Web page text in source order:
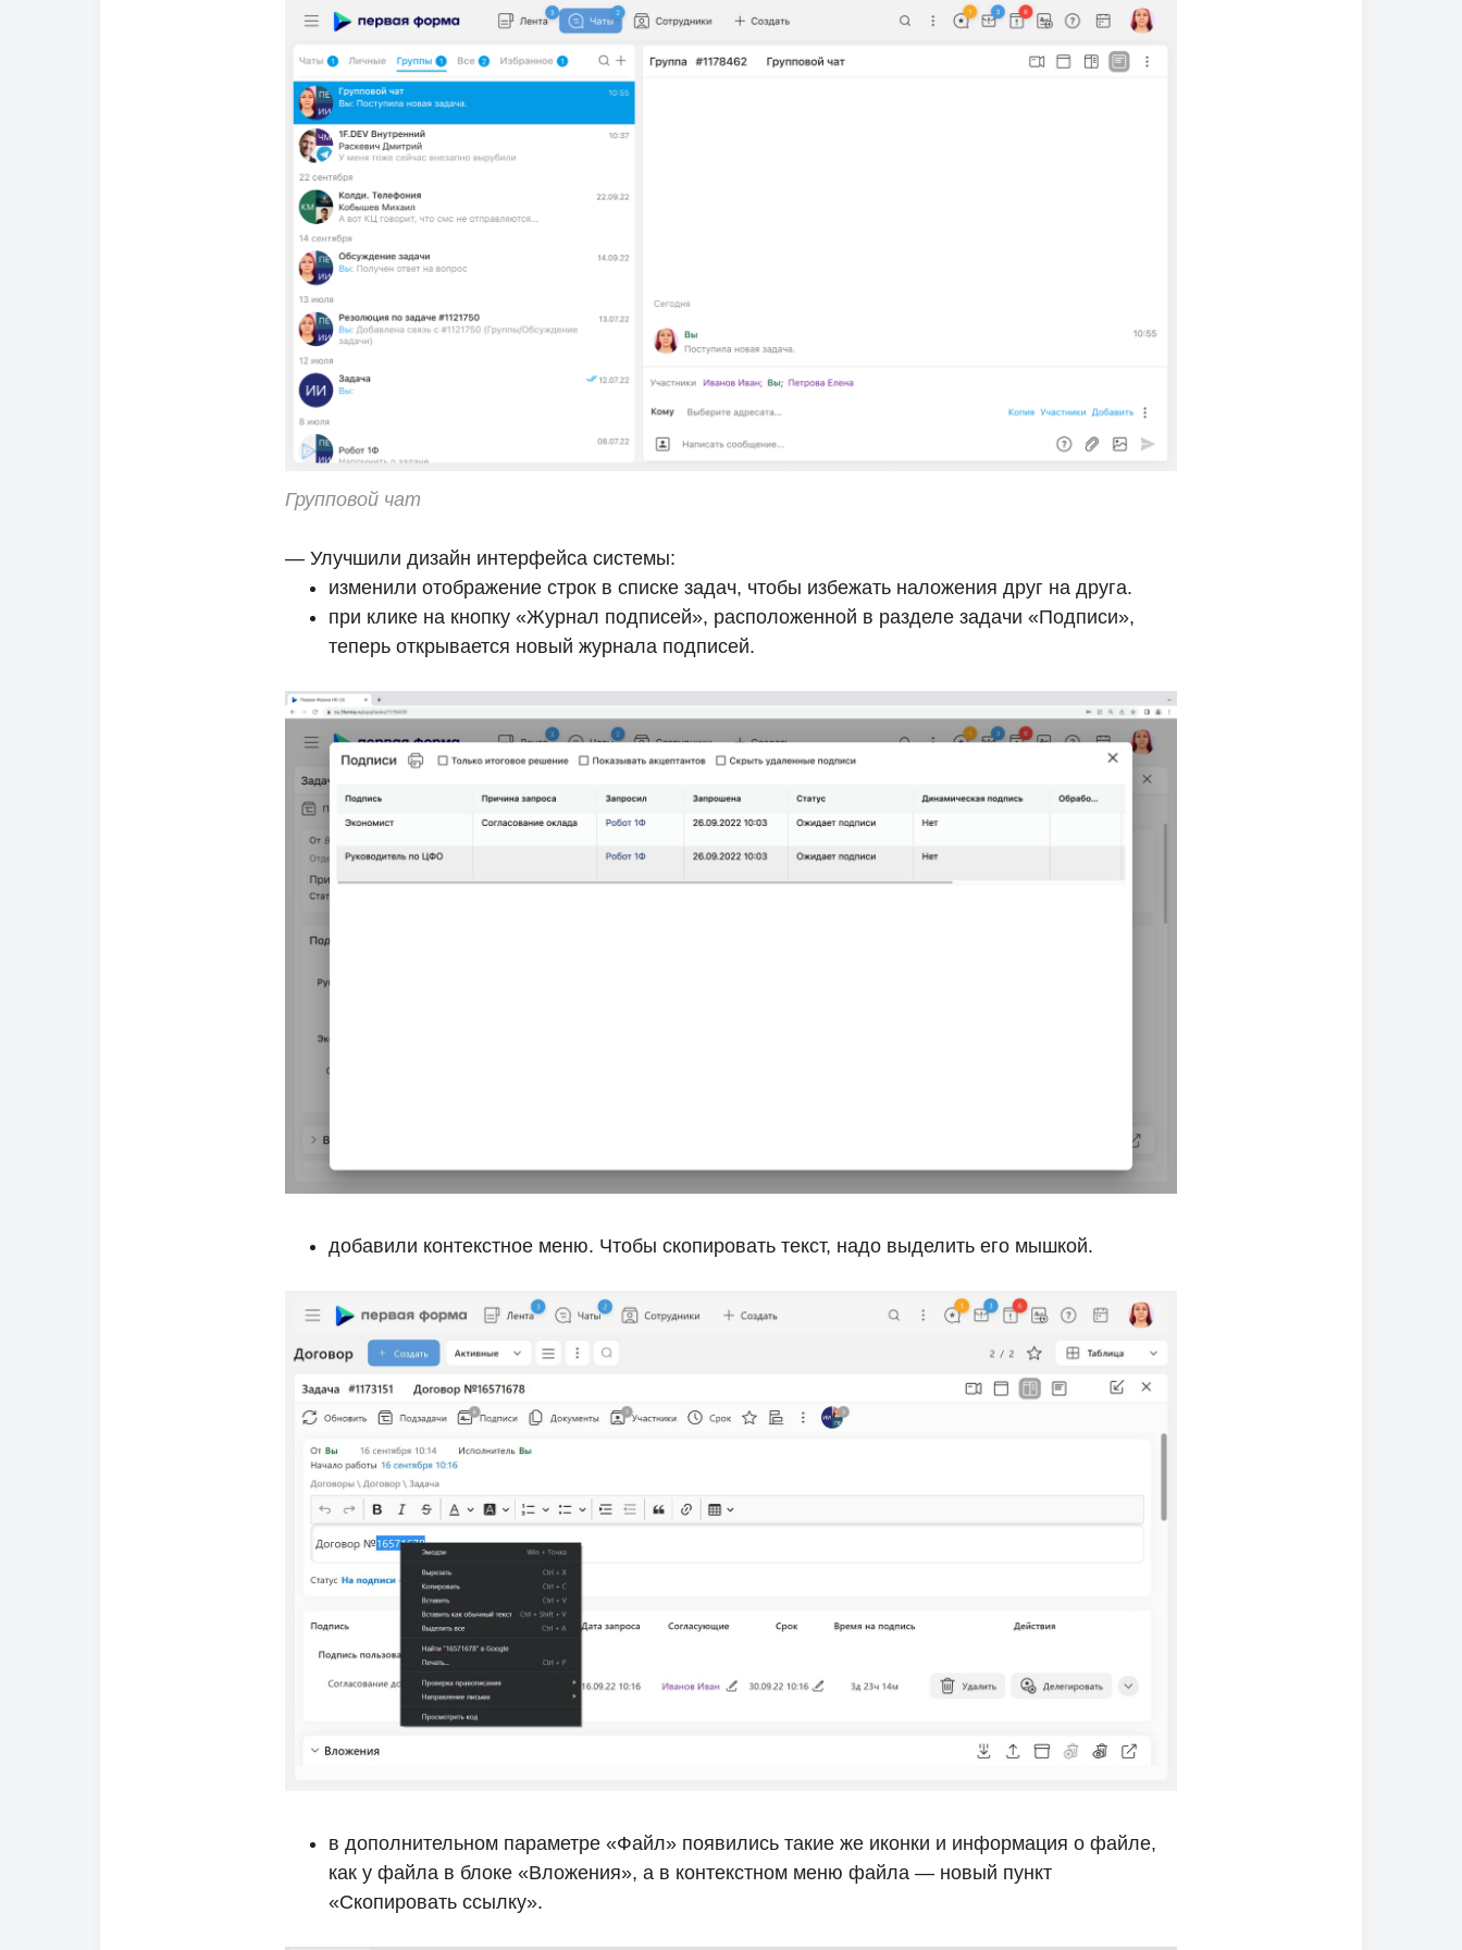
Групповой чат
— Улучшили дизайн интерфейса системы:
изменили отображение строк в списке задач, чтобы избежать наложения друг на друга.
при клике на кнопку «Журнал подписей», расположенной в разделе задачи «Подписи»,
теперь открывается новый журнала подписей.
добавили контекстное меню. Чтобы скопировать текст, надо выделить его мышкой.
в дополнительном параметре «Файл» появились такие же иконки и информация о файле,
как у файла в блоке «Вложения», а в контекстном меню файла — новый пункт
«Скопировать ссылку».